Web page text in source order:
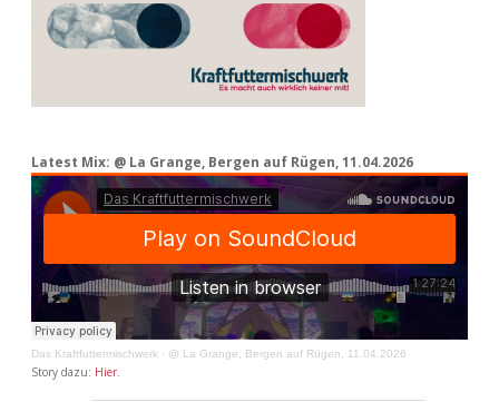
Latest Mix: @ La Grange, Bergen auf Rügen, 11.04.2026
Das Kraftfuttermischwerk · @ La Grange, Bergen auf Rügen, 11.04.2026
Story dazu: Hier